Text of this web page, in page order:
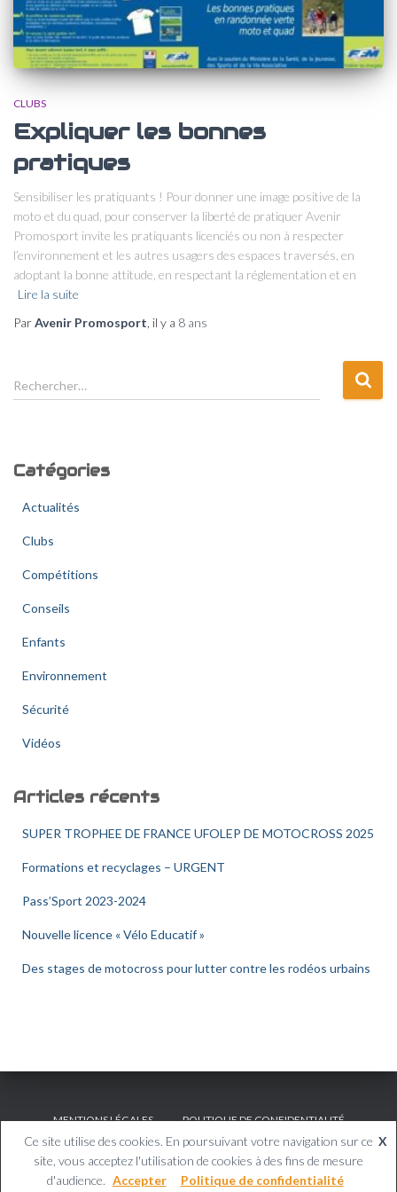
CLUBS
Expliquer les bonnes
pratiques
Sensibiliser les pratiquants ! Pour donner une image positive de la
moto et du quad, pour conserver la liberté de pratiquer Avenir
Promosport invite les pratiquants licenciés ou non à respecter
l’environnement et les autres usagers des espaces traversés, en
adoptant la bonne attitude, en respectant la réglementation et en
Lire la suite
ParAvenir Promosport , il y a 8 ans
e
r
Rechercher…
Catégories
Actualités
Clubs
Compétitions
Conseils
Enfants
Environnement
Sécurité
Vidéos
Articles récents
SUPER TROPHEE DE FRANCE UFOLEP DE MOTOCROSS 2025
Formations et recyclages – URGENT
Pass’Sport 2023-2024
Nouvelle licence « Vélo Educatif »
Des stages de motocross pour lutter contre les rodéos urbains
MENTIONS LÉGALES POLITIQUE DE CONFIDENTIALITÉ
Copyright © Avenir Promosport
Ce site utilise des cookies. En poursuivant votre navigation sur ce
site, vous acceptez l'utilisation de cookies à des fins de mesure
d'audience.
X
Accepter Politique de confidentialité